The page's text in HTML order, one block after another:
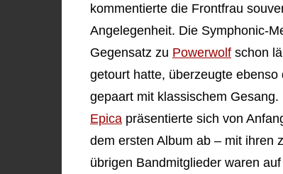
kommentierte die Frontfrau
Angelegenheit. Die Symphonic-
Gegensatz zu Powerwolf schon
getourt hatte, überzeugte
gepaart mit klassischem
Epica präsentierte sich von
dem ersten Album ab – mit ihren
übrigen Bandmitglieder waren